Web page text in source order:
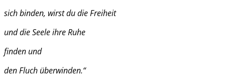
sich binden, wirstdu die Freiheit
und die Seele ihre Ruhe
finden und
den Fluch überwinden.“